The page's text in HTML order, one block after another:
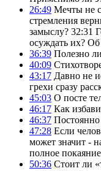
26:49 Мечты не
стремления
замыслу? 32:31
осуждать их?
36:39 Полезно
40:09
43:17 Давно не
грехи сразу
45:03 О посте
46:17 Как
46:37
47:28 Если
может значит -
полное
50:36 Стоит ли